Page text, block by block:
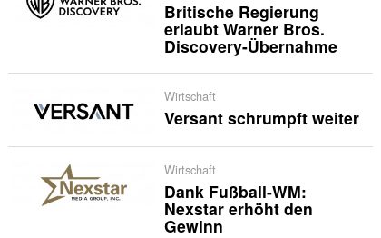
Britische Regierung
erlaubt Warner Bros.
Discovery-Übernahme
Wirtschaft
Versant schrumpft weiter
Wirtschaft
Dank Fußball-WM:
Nexstar erhöht den
Gewinn